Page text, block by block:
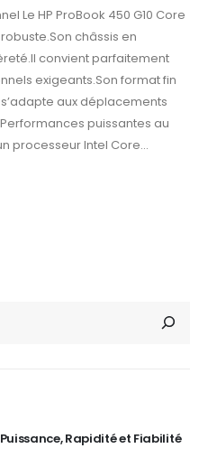
Le HP ProBook 450 G10 Core
châssis en
convient parfaitement
exigeants.Son format fin
aux déplacements
puissantes au
processeur Intel Core...
Puissance, Rapidité et Fiabilité